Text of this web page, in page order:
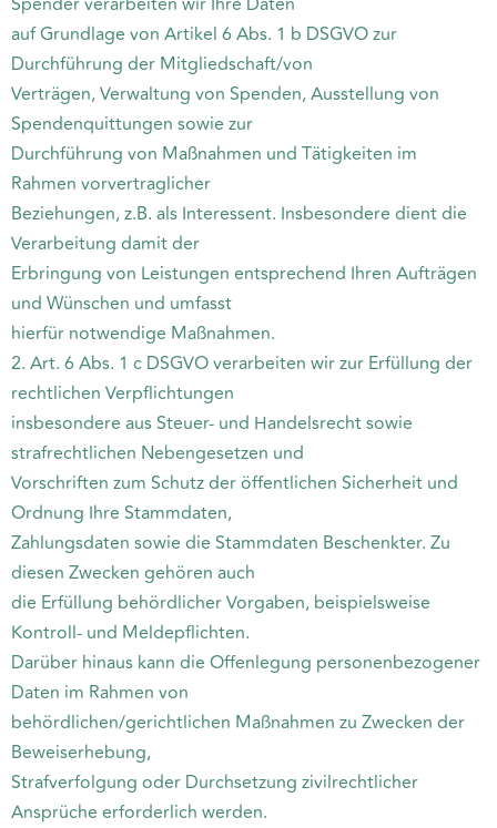
auf Grundlage von Artikel 6 Abs. 1 b DSGVO zur
Durchführung der Mitgliedschaft/von
Verträgen, Verwaltung von Spenden, Ausstellung von
Spendenquittungen sowie zur
Durchführung von Maßnahmen und Tätigkeiten im
Rahmen vorvertraglicher
Beziehungen, z.B. als Interessent. Insbesondere dient die
Verarbeitung damit der
Erbringung von Leistungen entsprechend Ihren Aufträgen
und Wünschen und umfasst
hierfür notwendige Maßnahmen.
2. Art. 6 Abs. 1 c DSGVO verarbeiten wir zur Erfüllung der
rechtlichen Verpflichtungen
insbesondere aus Steuer- und Handelsrecht sowie
strafrechtlichen Nebengesetzen und
Vorschriften zum Schutz der öffentlichen Sicherheit und
Ordnung Ihre Stammdaten,
Zahlungsdaten sowie die Stammdaten Beschenkter. Zu
diesen Zwecken gehören auch
die Erfüllung behördlicher Vorgaben, beispielsweise
Kontroll- und Meldepflichten.
Darüber hinaus kann die Offenlegung personenbezogener
Daten im Rahmen von
behördlichen/gerichtlichen Maßnahmen zu Zwecken der
Beweiserhebung,
Strafverfolgung oder Durchsetzung zivilrechtlicher
Ansprüche erforderlich werden.